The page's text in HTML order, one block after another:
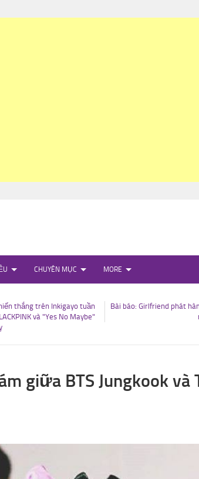
CHUYÊN MỤC MORE
thắng trên Inkigayo tuần
và "Yes No Maybe"
Bài báo: Girlfriend phát
giữa BTS Jungkook và